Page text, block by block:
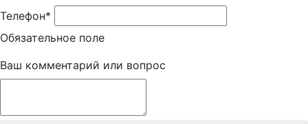
Телефон*
Обязательное поле
Ваш комментарий или вопрос